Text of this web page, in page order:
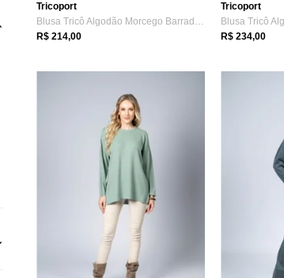
Tricoport
Blusa Tricô Algodão Morcego Barrada Verde
R$ 214,00
Tricoport
R$ 234,00